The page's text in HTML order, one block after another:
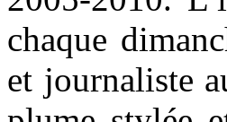
chaque
et journaliste